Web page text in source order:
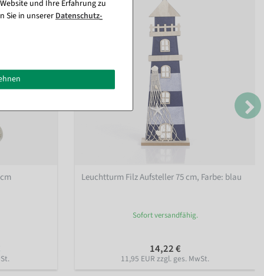
Leuchtturm Filz Aufsteller 75 cm, Farbe: blau
Sofort versandfähig.
14,22 €
11,95 EUR zzgl. ges. MwSt.
und Ihre Erfahrung zu
Sie in unserer Daten­schutz­